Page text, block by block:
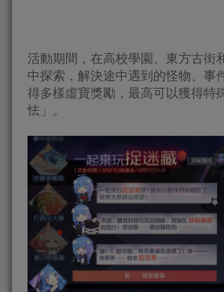
活動期間，在高校學園、東方古街
中探索，解決途中遇到的怪物、事
得多樣虛寶獎勵，最高可以獲得特
怯」。